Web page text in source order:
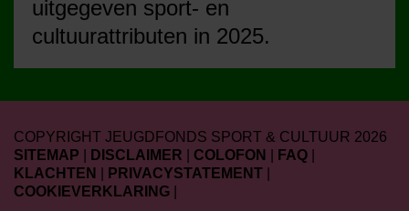
uitgegeven sport- en
cultuurattributen in 2025.
COPYRIGHT JEUGDFONDS SPORT & CULTUUR 2026
SITEMAP
DISCLAIMER COLOFON FAQ
KLACHTEN
PRIVACYSTATEMENT
COOKIEVERKLARING